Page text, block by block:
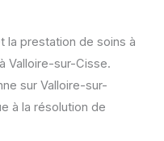
la prestation de soins à
Valloire-sur-Cisse.
sur Valloire-sur-
à la résolution de